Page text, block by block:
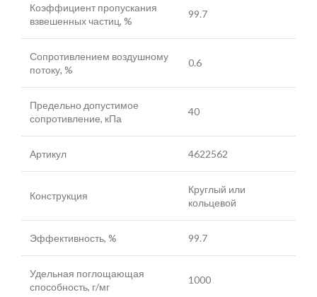
Коэффициент пропускания
взвешенных частиц, %
99.7
Сопротивлением воздушному
потоку, %
0.6
Предельно допустимое
сопротивление, кПа
40
Артикул 4622562
Конструкция
Круглый или
кольцевой
Эффективность, % 99.7
Удельная поглощающая
способность, г/мг
1000